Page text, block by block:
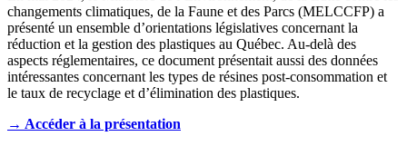
changements climatiques, de la Faune et des Parcs (MELCCFP) a
présenté un ensemble d’orientations législatives concernant la
réduction et la gestion des plastiques au Québec. Au-delà des
aspects réglementaires, ce document présentait aussi des données
intéressantes concernant les types de résines post-consommation et
le taux de recyclage et d’élimination des plastiques.
→ Accéder à la présentation